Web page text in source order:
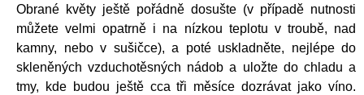
Obrané květy ještě pořádně dosušte (v případě nutnosti
můžete velmi opatrně i na nízkou teplotu v troubě, nad
kamny, nebo v sušičce), a poté uskladněte, nejlépe do
skleněných vzduchotěsných nádob a uložte do chladu a
tmy, kde budou ještě cca tři měsíce dozrávat jako víno.